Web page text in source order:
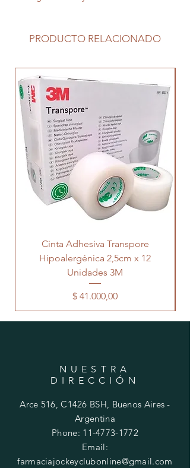
PRODUCTO RELACIONADO
Cinta Adhesiva Transpore
Hipoalergénica 2,5cm x 12
Unidades 3M
Precio
$ 41.000,00
NUESTRA
DIRECCIÓN
Arce 516, C1426 BSH, Buenos Aires -
Argentina
Phone: 11-4773-1772
Email:
farmaciajockeyclubonline@gmail.com